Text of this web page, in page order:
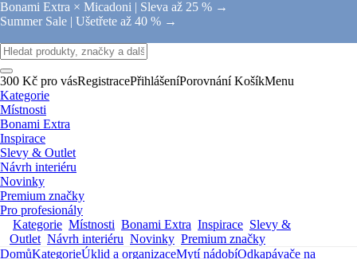
Bonami Extra × Micadoni | Sleva až 25 % →
Summer Sale | Ušetřete až 40 % →
300 Kč pro vásRegistracePřihlášeníPorovnání KošíkMenu
Kategorie
Místnosti
Bonami Extra
Inspirace
Slevy & Outlet
Návrh interiéru
Novinky
Premium značky
Pro profesionály
Kategorie Místnosti Bonami Extra Inspirace Slevy &
Outlet Návrh interiéru Novinky Premium značky
DomůKategorieÚklid a organizaceMytí nádobíOdkapávače na